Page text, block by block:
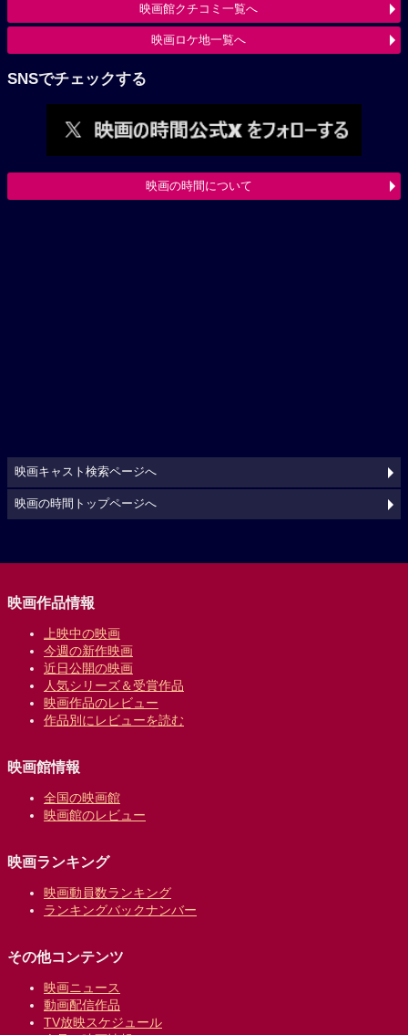
映画館クチコミ一覧へ
映画ロケ地一覧へ
SNSでチェックする
映画の時間について
映画キャスト検索ページへ
映画の時間トップページへ
映画作品情報
上映中の映画
今週の新作映画
近日公開の映画
人気シリーズ＆受賞作品
映画作品のレビュー
作品別にレビューを読む
映画館情報
全国の映画館
映画館のレビュー
映画ランキング
映画動員数ランキング
ランキングバックナンバー
その他コンテンツ
映画ニュース
動画配信作品
TV放映スケジュール